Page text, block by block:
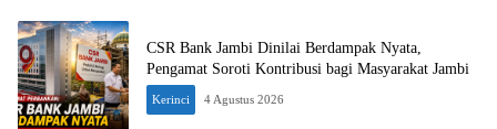
CSR Bank Jambi Dinilai Berdampak Nyata,
Pengamat Soroti Kontribusi bagi Masyarakat Jambi
Kerinci 4 Agustus 2026